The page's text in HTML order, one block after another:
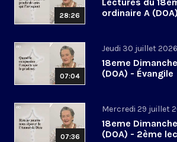
28:26
ordinaire A
07:04
Jeudi 30 juillet 2026
18eme
(DOA) - Évangile
07:36
Mercredi 29 juillet
18eme
(DOA) - 2ème